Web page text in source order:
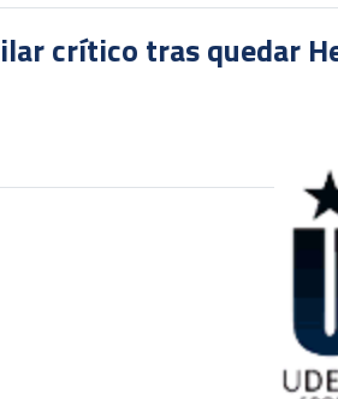
crítico tras quedar